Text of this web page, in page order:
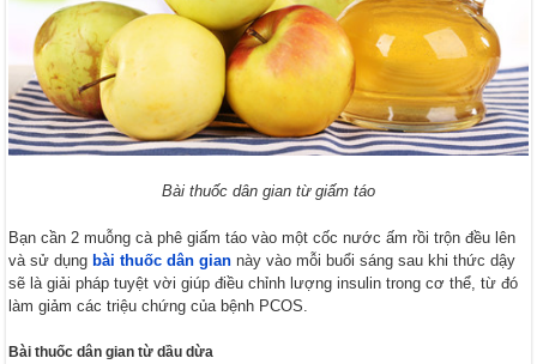
Bài thuốc dân gian từ giấm táo
Bạn cần 2 muỗng cà phê giấm táo vào một cốc nước ấm rồi trộn đều lên
và sử dụng bài thuốc dân gian này vào mỗi buổi sáng sau khi thức dậy
sẽ là giải pháp tuyệt vời giúp điều chỉnh lượng insulin trong cơ thể, từ đó
làm giảm các triệu chứng của bệnh PCOS.
Bài thuốc dân gian từ dầu dừa